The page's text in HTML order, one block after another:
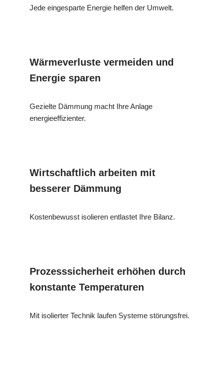
Jede eingesparte Energie helfen der Umwelt.
Wärmeverluste vermeiden und
Energie sparen
Gezielte Dämmung macht Ihre Anlage
energieeffizienter.
Wirtschaftlich arbeiten mit
besserer Dämmung
Kostenbewusst isolieren entlastet Ihre Bilanz.
Prozesssicherheit erhöhen durch
konstante Temperaturen
Mit isolierter Technik laufen Systeme störungsfrei.